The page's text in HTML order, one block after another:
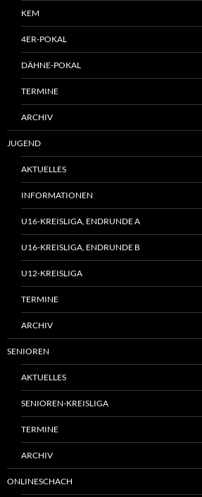
KEM
4ER-POKAL
DÄHNE-POKAL
TERMINE
ARCHIV
JUGEND
AKTUELLES
INFORMATIONEN
U16-KREISLIGA, ENDRUNDE A
U16-KREISLIGA, ENDRUNDE B
U12-KREISLIGA
TERMINE
ARCHIV
SENIOREN
AKTUELLES
SENIOREN-KREISLIGA
TERMINE
ARCHIV
ONLINESCHACH